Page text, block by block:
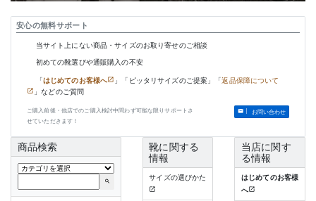
安心の無料サポート
当サイト上にない商品・サイズのお取り寄せのご相談
初めての靴選びや通販購入の不安
「はじめてのお客様へ 」「ピッタリサイズのご提案」「返品保障について
」などのご質問
ご購入前後・他店でのご購入検討中問わず可能な限りサポートさ
せていただきます！
お問い合わせ
商品検索
search
靴に関する
情報
サイズの選びかた
当店に関す
る情報
はじめてのお客様
へ